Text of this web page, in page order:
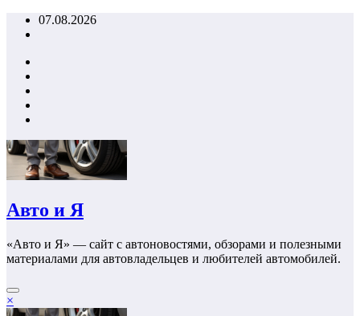
Перейти07.08.2026
Авто и Я
«Авто и Я» — сайт с автоновостями, обзорами и полезными
материалами для автовладельцев и любителей автомобилей.
×